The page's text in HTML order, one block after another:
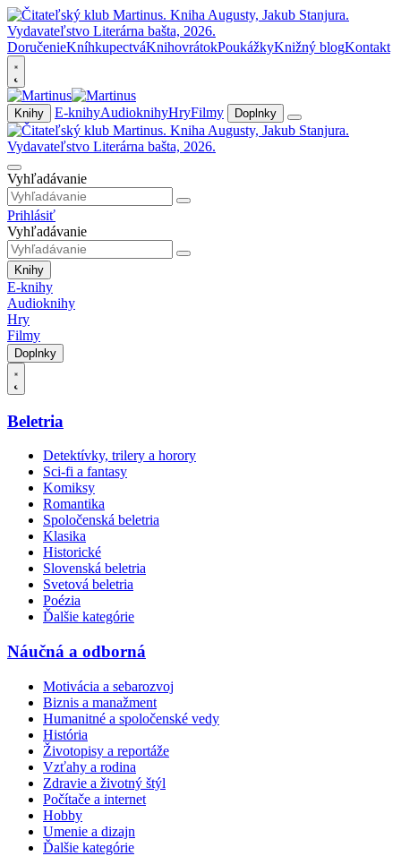
DoručenieKníhkupectváKnihovrátokPoukážkyKnižný blogKontakt
Knihy E-knihyAudioknihyHryFilmy Doplnky
Vyhľadávanie
Prihlásiť
Vyhľadávanie
Knihy
E-knihy
Audioknihy
Hry
Filmy
Doplnky
Beletria
Detektívky, trilery a horory
Sci-fi a fantasy
Komiksy
Romantika
Spoločenská beletria
Klasika
Historické
Slovenská beletria
Svetová beletria
Poézia
Ďalšie kategórie
Náučná a odborná
Motivácia a sebarozvoj
Biznis a manažment
Humanitné a spoločenské vedy
História
Životopisy a reportáže
Vzťahy a rodina
Zdravie a životný štýl
Počítače a internet
Hobby
Umenie a dizajn
Ďalšie kategórie